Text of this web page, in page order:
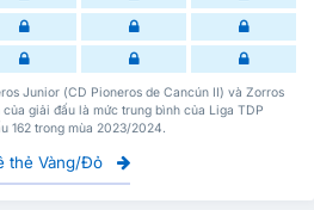
Junior (CD Pioneros de Cancún II) và Zorros
giải đấu là mức trung bình của Liga TDP
162 trong mùa 2023/2024.
thẻ Vàng/Đỏ